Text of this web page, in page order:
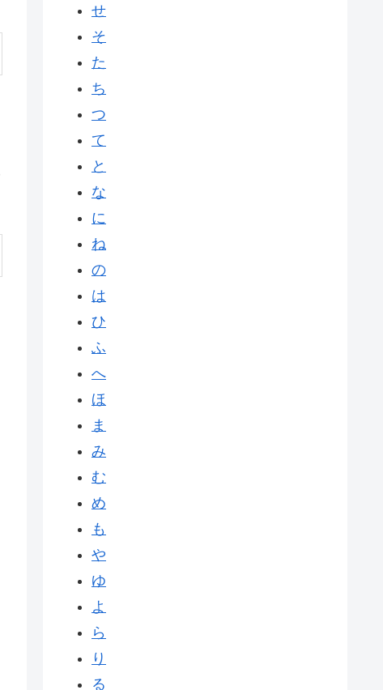
せ
そ
た
ち
つ
て
と
な
に
ね
の
は
ひ
ふ
へ
ほ
ま
み
む
め
も
や
ゆ
よ
ら
り
る